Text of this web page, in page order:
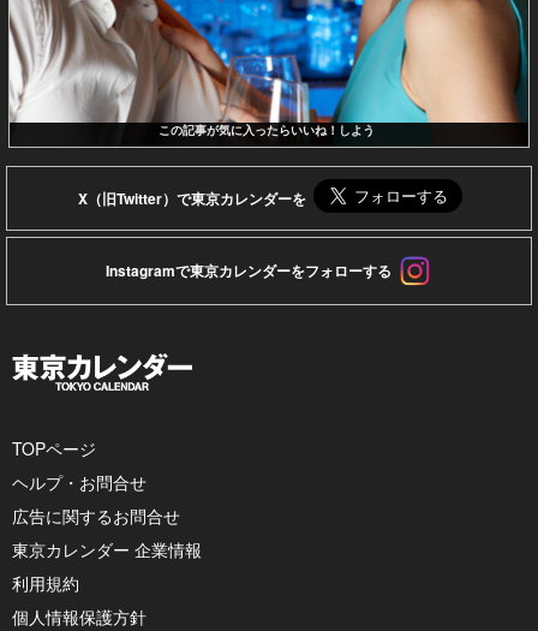
この記事が気に入ったらいいね！しよう
X（旧Twitter）で東京カレンダーを
Instagramで東京カレンダーをフォローする
TOPページ
ヘルプ・お問合せ
広告に関するお問合せ
東京カレンダー 企業情報
利用規約
個人情報保護方針